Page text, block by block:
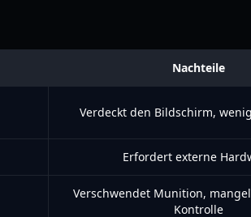
Nachteile
Verdeckt den Bildschirm,
Erfordert externe
Verschwendet Munition,
Kontrolle